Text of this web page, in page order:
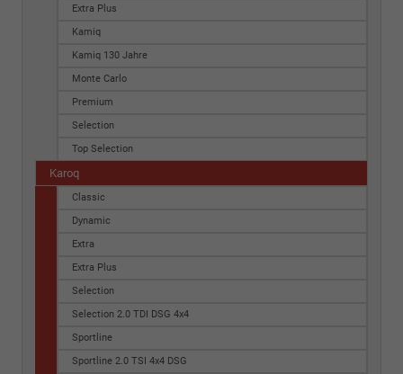
Extra Plus
Kamiq
Kamiq 130 Jahre
Monte Carlo
Premium
Selection
Top Selection
Karoq
Classic
Dynamic
Extra
Extra Plus
Selection
Selection 2.0 TDI DSG 4x4
Sportline
Sportline 2.0 TSI 4x4 DSG